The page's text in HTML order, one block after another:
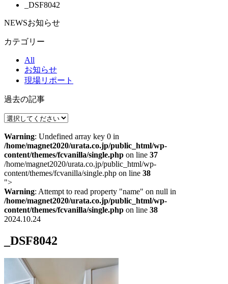
_DSF8042
NEWSお知らせ
カテゴリー
All
お知らせ
現場リポート
過去の記事
Warning: Undefined array key 0 in
/home/magnet2020/urata.co.jp/public_html/wp-
content/themes/fcvanilla/single.php on line 37
/home/magnet2020/urata.co.jp/public_html/wp-
content/themes/fcvanilla/single.php on line 38
">
Warning: Attempt to read property "name" on null in
/home/magnet2020/urata.co.jp/public_html/wp-
content/themes/fcvanilla/single.php on line 38
2024.10.24
_DSF8042